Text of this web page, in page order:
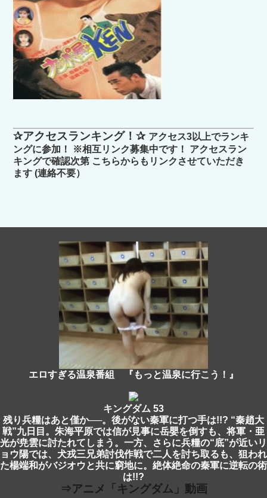
✰アクセスランキング！✰ アクセス3以上でランキ
ングに参加！ ※相互リンク募集中です！ アクセスラン
キングで確認次第 こちらからもリンクさせていただき
ます (連絡不要）
エロすぎる温泉番組 『もっと温泉に行こう！』
キングダム 53
残り兵糧はあと僅か──。後がない秦軍に打つ手は!!? “秦趙大
戦”九日目。朱海平原では信が見事に岳嬰を倒すも、将軍・亜
光が尭雲に討たれてしまう。一方、さらに兵糧の“底”が近いリ
ョウ陽では、犬戎三兄弟討伐作戦で二人を討ち取るも、狙われ
た楊端和がバジオウと共に窮地に。絶体絶命の秦軍に逆転の術
は!!?
⇒アニメ「キングダム」動画